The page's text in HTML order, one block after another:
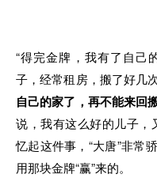
“得完金牌，我有了自己
子，经常租房，搬了好几次
自己的家了，再不能来回
说，我有这么好的儿子，
忆起这件事，“大唐”非常
用那块金牌“赢”来的。